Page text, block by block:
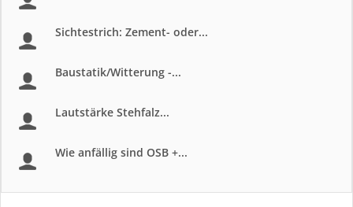
Sichtestrich: Zement- oder...
Baustatik/Witterung -...
Lautstärke Stehfalz...
Wie anfällig sind OSB +...